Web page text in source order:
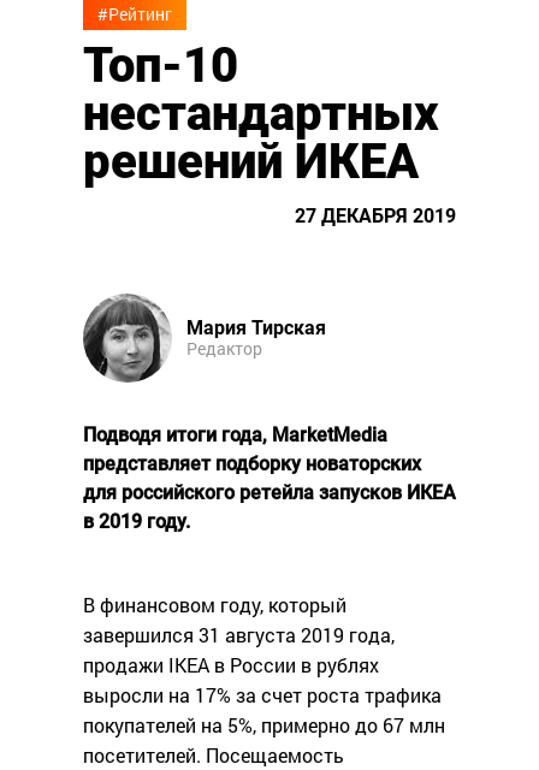
#Рейтинг
Топ-10
нестандартных
решений ИКЕА
27 ДЕКАБРЯ 2019
Мария Тирская
Редактор
Подводя итоги года, MarketMedia
представляет подборку новаторских
для российского ретейла запусков ИКЕА
в 2019 году.
В финансовом году, который
завершился 31 августа 2019 года,
продажи IKEA в России в рублях
выросли на 17% за счет роста трафика
покупателей на 5%, примерно до 67 млн
посетителей. Посещаемость